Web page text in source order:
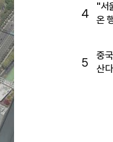
4
"서
온
5
중
산